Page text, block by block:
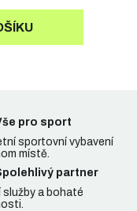
pro sport
sportovní vybavení
místě.
partner
služby a bohaté